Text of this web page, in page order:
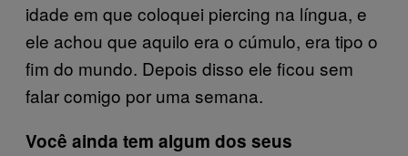
idade em que coloquei piercing na língua, e
ele achou que aquilo era o cúmulo, era tipo o
fim do mundo. Depois disso ele ficou sem
falar comigo por uma semana.
Você ainda tem algum dos seus